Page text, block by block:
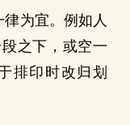
为宜。例如人
之下，或空一
排印时改归划